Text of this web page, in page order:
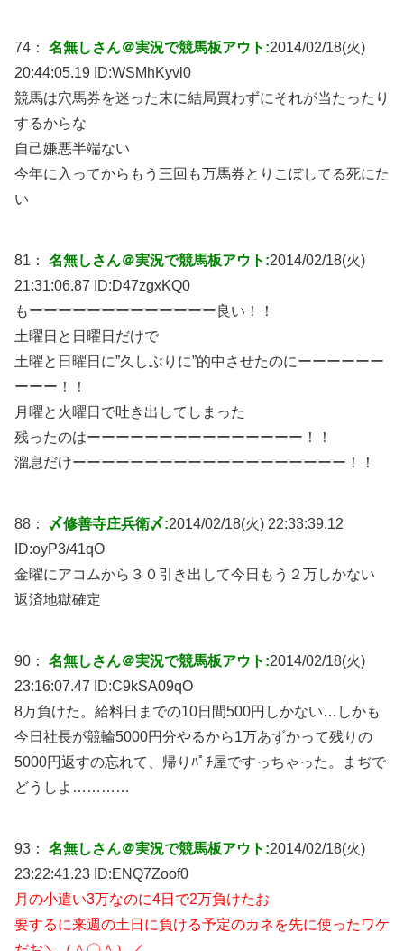
74： 名無しさん＠実況で競馬板アウト:2014/02/18(火)
20:44:05.19 ID:WSMhKyvl0
競馬は穴馬券を迷った末に結局買わずにそれが当たったり
するからな
自己嫌悪半端ない
今年に入ってからもう三回も万馬券とりこぼしてる死にた
い
81： 名無しさん＠実況で競馬板アウト:2014/02/18(火)
21:31:06.87 ID:D47zgxKQ0
もーーーーーーーーーーーーー良い！！
土曜日と日曜日だけで
土曜と日曜日に”久しぶりに”的中させたのにーーーーーー
ーーー！！
月曜と火曜日で吐き出してしまった
残ったのはーーーーーーーーーーーーーーー！！
溜息だけーーーーーーーーーーーーーーーーーーー！！
88： 〆修善寺庄兵衛〆:2014/02/18(火) 22:33:39.12
ID:oyP3/41qO
金曜にアコムから３０引き出して今日もう２万しかない
返済地獄確定
90： 名無しさん＠実況で競馬板アウト:2014/02/18(火)
23:16:07.47 ID:C9kSA09qO
8万負けた。給料日までの10日間500円しかない…しかも
今日社長が競輪5000円分やるから1万あずかって残りの
5000円返すの忘れて、帰りﾊﾟﾁ屋ですっちゃった。まぢで
どうしよ…………
93： 名無しさん＠実況で競馬板アウト:2014/02/18(火)
23:22:41.23 ID:ENQ7Zoof0
月の小遣い3万なのに4日で2万負けたお
要するに来週の土日に負ける予定のカネを先に使ったワケ